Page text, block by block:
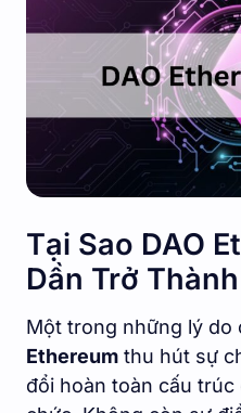
Tại Sao DAO
Dần Trở
Một trong những lý do
Ethereum thu hút sự
đổi hoàn toàn cấu